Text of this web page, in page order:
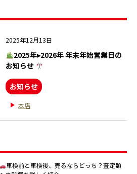
2025年12月13日
2025年▸2026年 年末年始営業日の
お知らせ
お知らせ
本店
車検前と車検後、売るならどっち？査定額